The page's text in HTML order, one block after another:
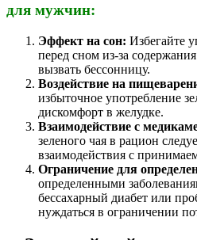
для мужчин:
Эффект на сон: Избегайте
перед сном из-за
вызвать бессонницу.
Воздействие на
избыточное употребление
дискомфорт в желудке.
Взаимодействие с
зеленого чая в рацион
взаимодействия с
Ограничение для
определенными
бессахарный диабет или
нуждаться в ограничении